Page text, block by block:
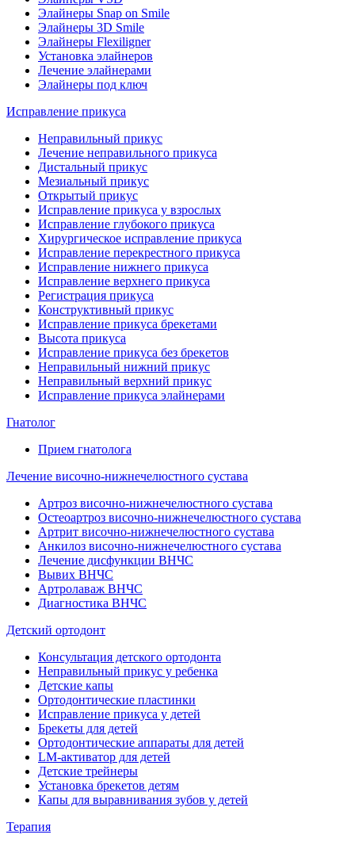
Элайнеры Snap on Smile
Элайнеры 3D Smile
Элайнеры Flexiligner
Установка элайнеров
Лечение элайнерами
Элайнеры под ключ
Исправление прикуса
Неправильный прикус
Лечение неправильного прикуса
Дистальный прикус
Мезиальный прикус
Открытый прикус
Исправление прикуса у взрослых
Исправление глубокого прикуса
Хирургическое исправление прикуса
Исправление перекрестного прикуса
Исправление нижнего прикуса
Исправление верхнего прикуса
Регистрация прикуса
Конструктивный прикус
Исправление прикуса брекетами
Высота прикуса
Исправление прикуса без брекетов
Неправильный нижний прикус
Неправильный верхний прикус
Исправление прикуса элайнерами
Гнатолог
Прием гнатолога
Лечение височно-нижнечелюстного сустава
Артроз височно-нижнечелюстного сустава
Остеоартроз височно-нижнечелюстного сустава
Артрит височно-нижнечелюстного сустава
Анкилоз височно-нижнечелюстного сустава
Лечение дисфункции ВНЧС
Вывих ВНЧС
Артролаваж ВНЧС
Диагностика ВНЧС
Детский ортодонт
Консультация детского ортодонта
Неправильный прикус у ребенка
Детские капы
Ортодонтические пластинки
Исправление прикуса у детей
Брекеты для детей
Ортодонтические аппараты для детей
LM-активатор для детей
Детские трейнеры
Установка брекетов детям
Капы для выравнивания зубов у детей
Терапия